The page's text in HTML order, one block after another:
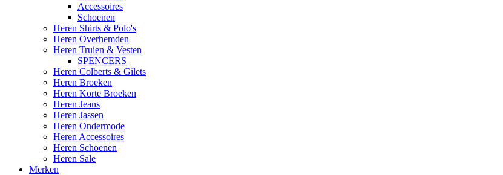
Accessoires
Schoenen
Heren Shirts & Polo's
Heren Overhemden
Heren Truien & Vesten
SPENCERS
Heren Colberts & Gilets
Heren Broeken
Heren Korte Broeken
Heren Jeans
Heren Jassen
Heren Ondermode
Heren Accessoires
Heren Schoenen
Heren Sale
Merken